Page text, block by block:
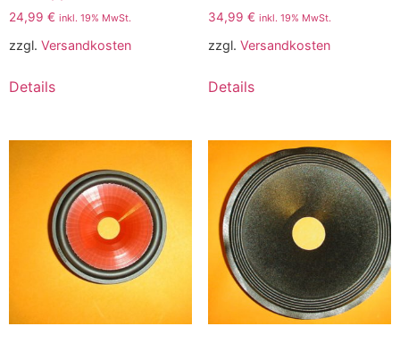
24,99 € inkl. 19% MwSt.
zzgl. Versandkosten
Details
34,99 € inkl. 19% MwSt.
zzgl. Versandkosten
Details